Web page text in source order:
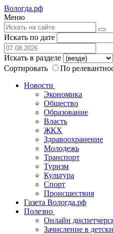
Вологда.рф
Меню
Искать по дате
Искать в разделе
Сортировать
По
Новости
Экономика
Общество
Образование
Власть
ЖКХ
Здравоохранение
Молодежь
Транспорт
Туризм
Культура
Спорт
Происшествия
Газета Вологда.рф
Полезно
Онлайн
Зачисление в